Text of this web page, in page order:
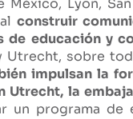
México, Lyon,
construir
de educación y
Utrecht, sobre
impulsan la
Utrecht, la
un programa